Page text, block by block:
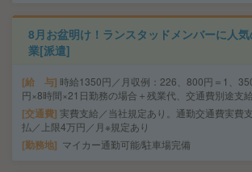
8月お盆明け！ランスタッドメンバーに人
業[派遣]
給 与 時給1350円／月収例：226、800円＝1、
円×8時間×21日勤務の場合＋残業代、交通費別途支給
交通費 実費支給／当社規定あり。通勤交通費実費支
払／上限4万円／月※規定あり
勤務地 マイカー通勤可能/駐車場完備